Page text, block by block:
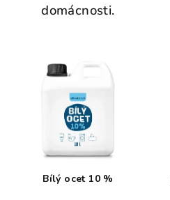
domácnosti.
Bílý ocet 10 %